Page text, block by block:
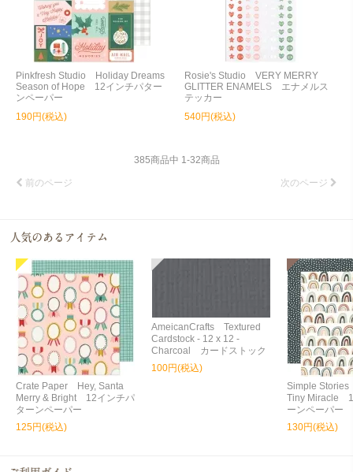
Pinkfresh Studio Holiday Dreams
Season of Hope 12インチパター
ンペーパー
190円(税込)
Rosie's Studio VERY MERRY
GLITTER ENAMELS エナメルス
テッカー
540円(税込)
385商品中 1-32商品
前のページ 次のページ
Crate Paper Hey, Santa
Merry & Bright 12インチパ
ターンペーパー
125円(税込)
AmeicanCrafts Textured
Cardstock - 12 x 12 -
Charcoal カードストック
100円(税込)
Simple
Tiny Miracle
ーンペーパー
130円(税込)